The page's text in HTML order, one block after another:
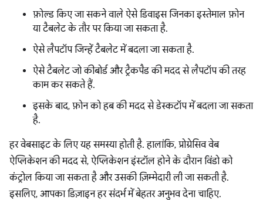
फ़ोल्ड किए जा सकने वाले ऐसे डिवाइस जिनका इस्तेमाल फ़ोन
या टैबलेट के तौर पर किया जा सकता है.
ऐसे लैपटॉप जिन्हें टैबलेट में बदला जा सकता है.
ऐसे टैबलेट जो कीबोर्ड और ट्रैकपैड की मदद से लैपटॉप की तरह
काम कर सकते हैं.
इसके बाद, फ़ोन को हब की मदद से डेस्कटॉप में बदला जा सकता
है.
हर वेबसाइट के लिए यह समस्या होती है. हालांकि, प्रोग्रेसिव वेब
ऐप्लिकेशन की मदद से, ऐप्लिकेशन इंस्टॉल होने के दौरान विंडो को
कंट्रोल किया जा सकता है और उसकी ज़िम्मेदारी ली जा सकती है.
इसलिए, आपका डिज़ाइन हर संदर्भ में बेहतर अनुभव देना चाहिए.